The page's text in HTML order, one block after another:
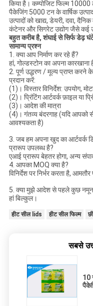
किया है। कम्पोजिट फिल्म
पैकेजिंग 5000 टन के वार्षिक
उत्पादों को खाद्य, डेयरी, दवा,
कंटेनर और सिगरेट उद्योग जैसे कई
बहुत करीब है, शंघाई से सिर्फ डेढ़
सामान्य प्रश्न
1. क्या आप निर्माण कर रहे हैं?
हां, गोल्डस्टोन का अपना
2. पूर्ण उद्धरण / मूल्य प्राप्त करने
प्रदान करें:
(1)। विस्तार विनिर्देश: उपयोग,
(2)। प्रिंटिंग आर्टवर्क फ़ाइल या
(3)। आदेश की मात्रा
(4)। गंतव्य बंदरगाह (यदि आपको
आवश्यकता है)
3. जब हम अपना खुद का आर्टवर्क
प्रारूप उपलब्ध है?
एआई प्रारूप बेहतर होगा, अन्य
4. आपका MOQ क्या है?
विनिर्देश पर निर्भर करता है,
5. क्या मुझे आदेश से पहले कुछ
हां बिल्कुल।
हीट सील lids हीट सील फिल्म
सबसे
10